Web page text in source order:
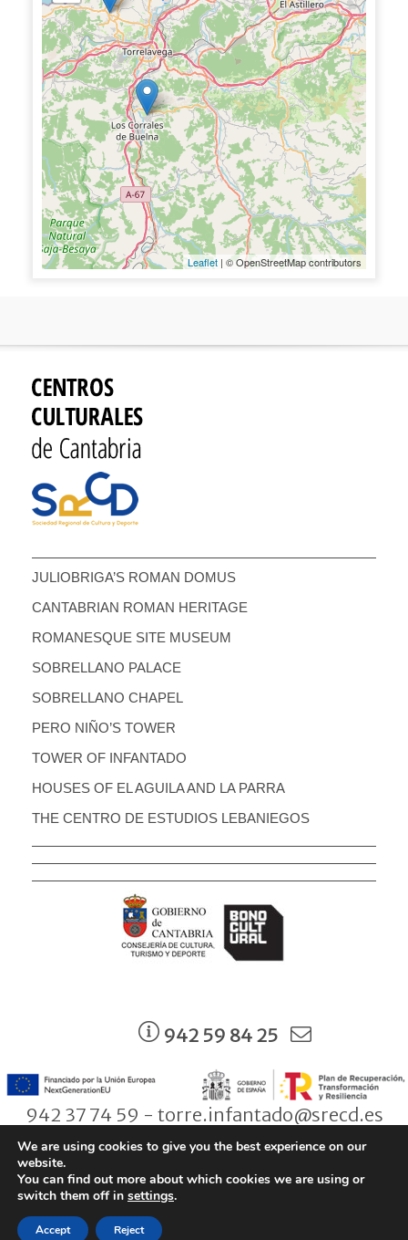
Leaflet | © OpenStreetMap contributors
JULIOBRIGA’S ROMAN DOMUS
CANTABRIAN ROMAN HERITAGE
ROMANESQUE SITE MUSEUM
SOBRELLANO PALACE
SOBRELLANO CHAPEL
PERO NIÑO’S TOWER
TOWER OF INFANTADO
HOUSES OF EL AGUILA AND LA PARRA
THE CENTRO DE ESTUDIOS LEBANIEGOS
942 59 84 25
942 37 74 59 - torre.infantado@srecd.es
© Consejería de Cultura, Turismo y Deporte. Gobierno de Cantabria |
contratación
Política de Cookies
We are using cookies to give you the best experience on our
website.
You can find out more about which cookies we are using or
switch them off in settings.
Accept Reject